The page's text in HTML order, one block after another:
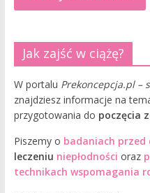
Jak zajść w ciążę?
W portalu Prekoncepcja.pl –
znajdziesz informacje na
przygotowania do poczęcia
Piszemy o badaniach przed
leczeniu niepłodności oraz
technikach wspomagania